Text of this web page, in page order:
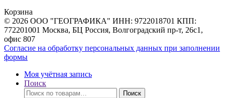
Корзина
© 2026 ООО "ГЕОГРАФИКА" ИНН: 9722018701 КПП:
772201001 Москва, БЦ Россия, Волгоградский пр-т, 26с1,
офис 807
Согласие на обработку персональных данных при заполнении
формы
Моя учётная запись
Поиск
Искать:
Поиск